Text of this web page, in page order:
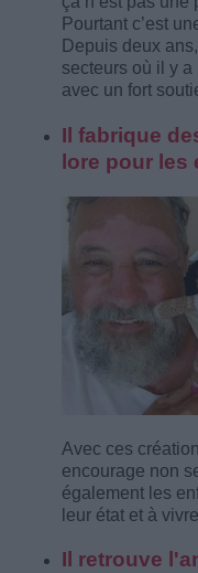
Pourtant c’est
Depuis deux
secteurs où il y
avec un fort
Il fabrique
lore pour
Avec ces
encourage non
également les
leur état et à
Il retrouve